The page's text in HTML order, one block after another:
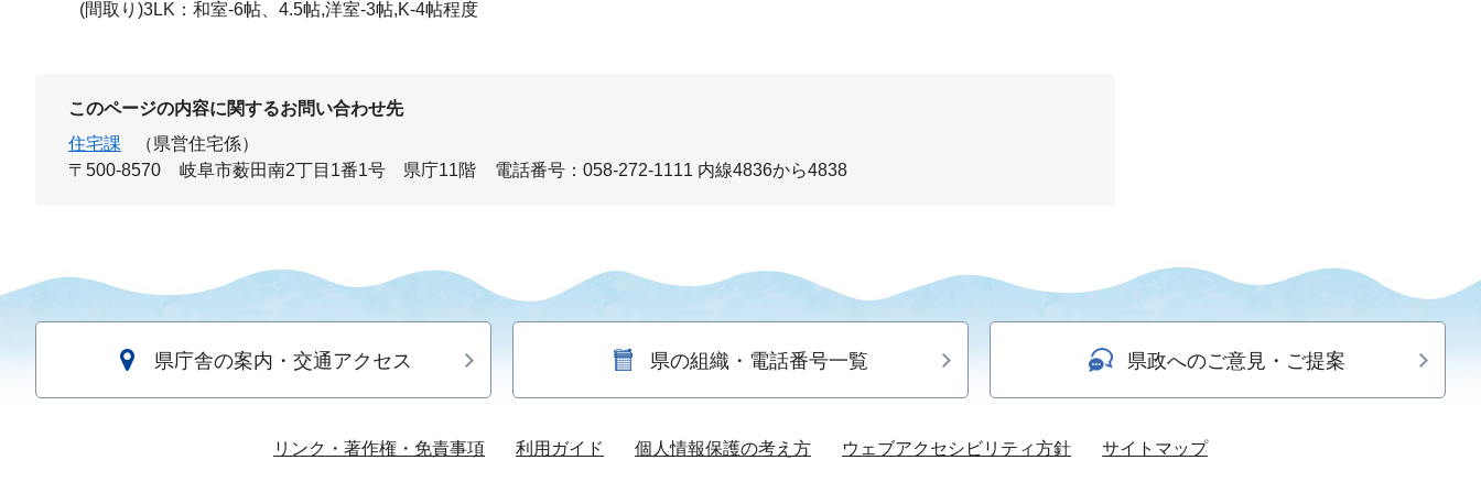
(間取り)3LK：和室-6帖、4.5帖,洋室-3帖,K-4帖程度
このページの内容に関するお問い合わせ先
住宅課
（県営住宅係）
〒500-8570
岐阜市薮田南2丁目1番1号 県庁11階 電話番号：058-272-1111 内線4836から4838
県庁舎の案内・交通アクセス 県の組織・電話番号一覧 県政へのご意見・ご提案
リンク・著作権・免責事項 利用ガイド 個人情報保護の考え方 ウェブアクセシビリティ方針 サイトマップ